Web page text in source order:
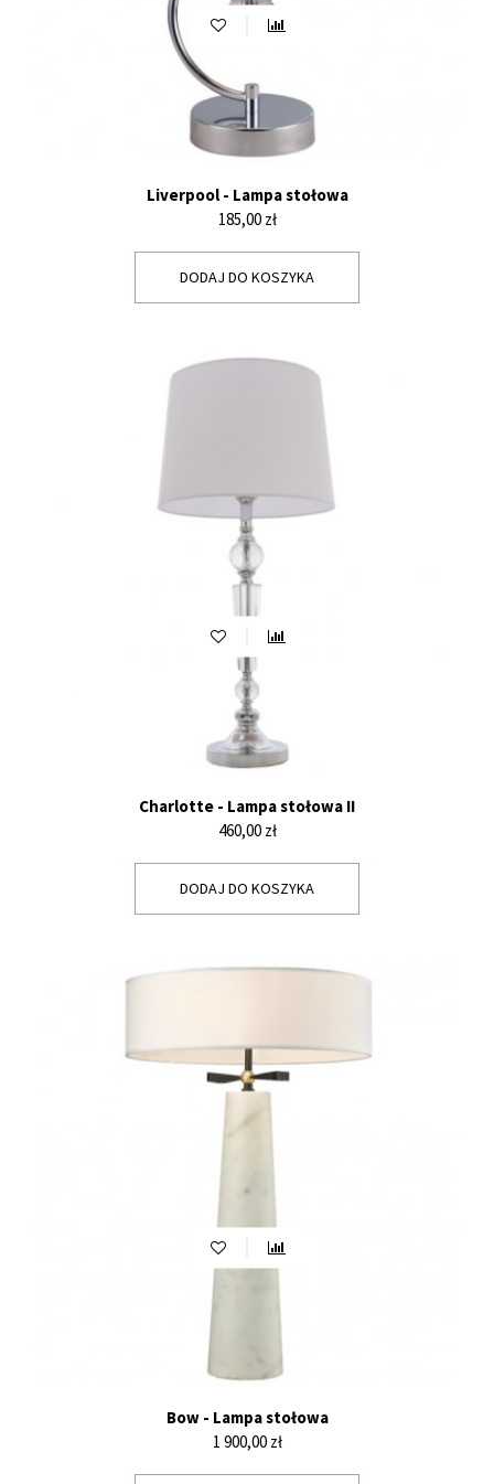
Liverpool - Lampa stołowa
Cena
185,00 zł
DODAJ DO KOSZYKA
Charlotte - Lampa stołowa II
Cena
460,00 zł
DODAJ DO KOSZYKA
Bow - Lampa stołowa
Cena
1 900,00 zł